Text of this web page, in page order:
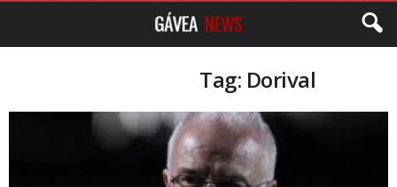
Tag: Dorival